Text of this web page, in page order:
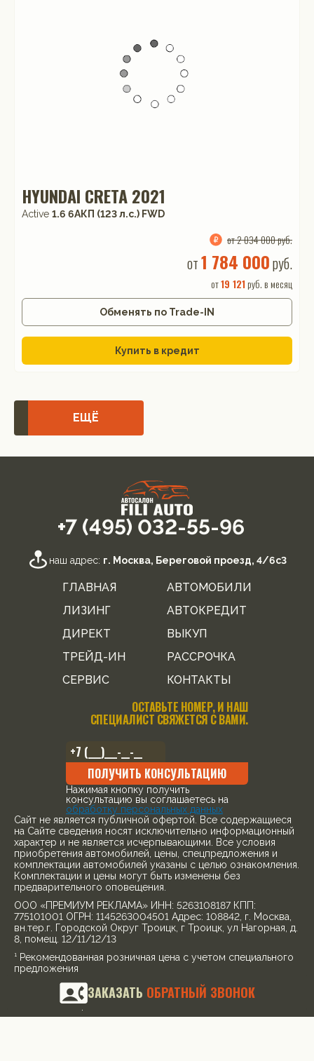
HYUNDAI CRETA 2021
Active 1.6 6AКП (123 л.с.) FWD
от 2 034 000 руб.
от1 784 000руб.
от19 121 руб. в месяц
Обменять по Trade-IN
Купить в кредит
ЕЩЁ
+7 (495) 032-55-96
наш адрес: г. Москва, Береговой проезд, 4/6с3
ГЛАВНАЯ
АВТОМОБИЛИ
ЛИЗИНГ
АВТОКРЕДИТ
ДИРЕКТ
ВЫКУП
ТРЕЙД-ИН
РАССРОЧКА
СЕРВИС
КОНТАКТЫ
ОСТАВЬТЕ НОМЕР, И НАШ
СПЕЦИАЛИСТ СВЯЖЕТСЯ С ВАМИ.
ПОЛУЧИТЬ КОНСУЛЬТАЦИЮ
Нажимая кнопку получить
консультацию вы соглашаетесь на
обработку персональных данных
Cайт не является публичной офертой. Все содержащиеся
на Сайте сведения носят исключительно информационный
характер и не является исчерпывающими. Все условия
приобретения автомобилей, цены, спецпредложения и
комплектации автомобилей указаны с целью ознакомления.
Комплектации и цены могут быть изменены без
предварительного оповещения.
ООО «ПРЕМИУМ РЕКЛАМА» ИНН: 5263108187 КПП:
775101001 ОГРН: 1145263004501 Адрес: 108842, г. Москва,
вн.тер.г. Городской Округ Троицк, г Троицк, ул Нагорная, д.
8, помещ. 12/11/12/13
¹ Рекомендованная розничная цена с учетом специального
предложения
© 2026, все права защищены
Политика конфиденциальности
ЗАКАЗАТЬ ОБРАТНЫЙ ЗВОНОК